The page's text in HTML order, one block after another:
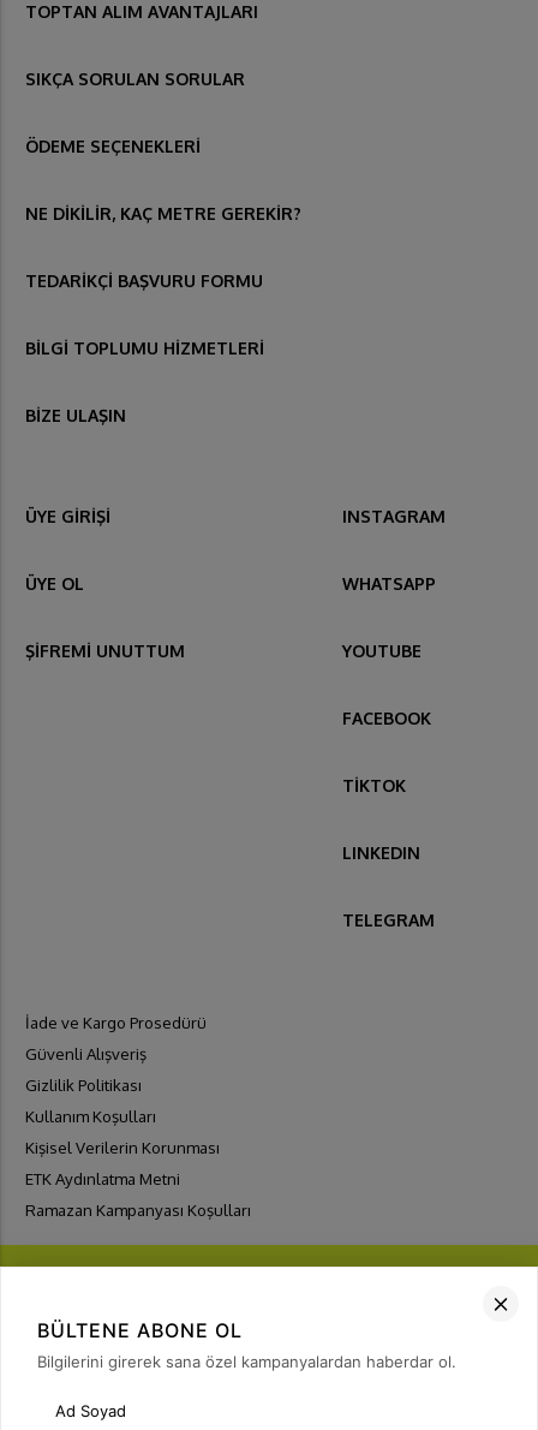
TOPTAN ALIM AVANTAJLARI
SIKÇA SORULAN SORULAR
ÖDEME SEÇENEKLERİ
NE DİKİLİR, KAÇ METRE GEREKİR?
TEDARİKÇİ BAŞVURU FORMU
BİLGİ TOPLUMU HİZMETLERİ
BİZE ULAŞIN
ÜYE GİRİŞİ
ÜYE OL
ŞİFREMİ UNUTTUM
INSTAGRAM
WHATSAPP
YOUTUBE
FACEBOOK
TİKTOK
LINKEDIN
TELEGRAM
İade ve Kargo Prosedürü
Güvenli Alışveriş
Gizlilik Politikası
Kullanım Koşulları
Kişisel Verilerin Korunması
ETK Aydınlatma Metni
Ramazan Kampanyası Koşulları
FIRSATLARI YAKALA
Bülten Üyeliği
BÜLTENE ABONE OL
Bilgilerini girerek sana özel kampanyalardan haberdar ol.